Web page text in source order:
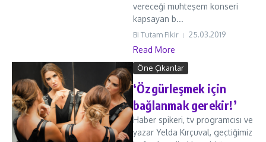
vereceği muhteşem konseri
kapsayan b...
Bi Tutam Fikir 25.03.2019
Read More
Öne Çıkanlar
‘Özgürleşmek için
bağlanmak gerekir!’
Haber spikeri, tv programcısı ve
yazar Yelda Kırçuval, geçtiğimiz